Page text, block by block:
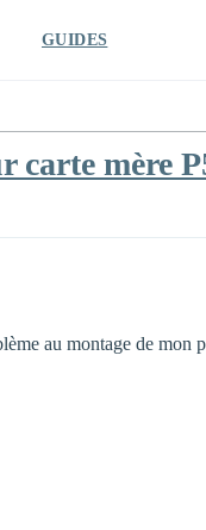
GUIDES
carte mère
au montage de mon